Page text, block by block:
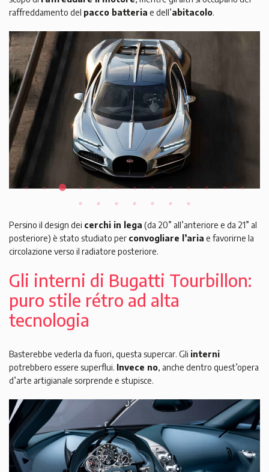
raffreddamento del pacco batteria e dell’abitacolo.
Persino il design dei cerchi in lega (da 20” all’anteriore e da 21” al
posteriore) è stato studiato per convogliare l’aria e favorirne la
circolazione verso il radiatore posteriore.
Gli interni di Bugatti Tourbillon:
puro stile rétro ad alta
tecnologia
Basterebbe vederla da fuori, questa supercar. Gli interni
potrebbero essere superflui. Invece no, anche dentro quest’opera
d’arte artigianale sorprende e stupisce.